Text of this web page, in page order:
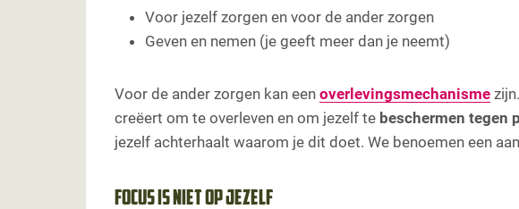
Voor jezelf zorgen en voor de ander zorgen
Geven en nemen (je geeft meer dan je neemt)
Voor de ander zorgen kan een overlevingsmechanisme
creëert om te overleven en om jezelf te beschermen tegen
jezelf achterhaalt waarom je dit doet. We benoemen een
Focus is niet op jezelf